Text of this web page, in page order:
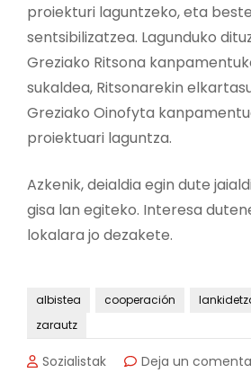
proiekturi laguntzeko, eta
sentsibilizatzea. Lagunduko
Greziako Ritsona
sukaldea, Ritsonarekin
Greziako Oinofyta
proiektuari laguntza.
Azkenik, deialdia egin dute
gisa lan egiteko. Interesa
lokalara jo dezakete.
albistea cooperación
zarautz
Sozialistak Deja un